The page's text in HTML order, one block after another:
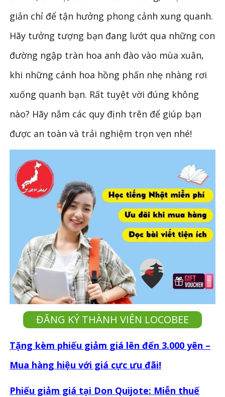
giản chỉ để tận hưởng phong cảnh xung quanh.
Hãy tưởng tượng bạn đang lướt qua những con
đường ngập tràn hoa anh đào vào mùa xuân,
khi những cánh hoa hồng phấn nhẹ nhàng rơi
xuống quanh bạn. Rất tuyệt vời đúng không
nào? Hãy nắm các quy định trên để giúp bạn
được an toàn và trải nghiệm trọn vẹn nhé!
ĐĂNG KÝ THÀNH VIÊN LOCOBEE
Tặng kèm phiếu giảm giá lên đến 3.000 yên –
Mua hàng hiệu với giá cực ưu đãi!
Phiếu giảm giá tại Don Quijote: Miễn thuế